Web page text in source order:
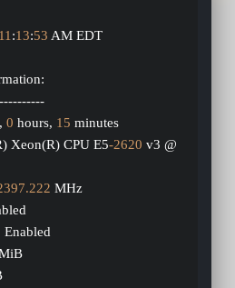
11 :13:53 AM EDT
0 hours, 15 minutes
Xeon(R) CPU E5-2620
MHz